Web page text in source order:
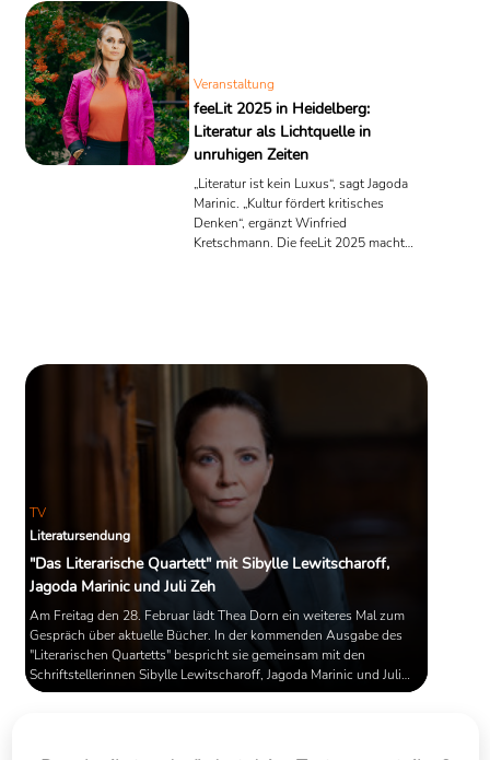
mit dem Grimmelshausen-Förderpreis ausgezeichnet.
erschien ihr Romandebüt
der „wichtigsten Neuerscheinungen des Jahres“ beschrieben wurde.
Quelle: Wikipedia
Veranstaltung
feeLit 2025 in Heidelberg:
Literatur als Lichtquelle in
unruhigen Zeiten
„Literatur ist kein Luxus“, sagt Jagoda
Marinic. „Kultur fördert kritisches
Denken“, ergänzt Winfried
Kretschmann. Die feeLit 2025 macht
TV
Literatursendung
"Das Literarische Quartett" mit Sibylle Lewitscharoff,
Jagoda Marinic und Juli Zeh
Am Freitag den 28. Februar lädt Thea Dorn ein weiteres Mal zum
Gespräch über aktuelle Bücher. In der kommenden Ausgabe des
"Literarischen Quartetts" bespricht sie gemeinsam mit den
Schriftstellerinnen Sibylle Lewitscharoff, Jagoda Marinic und Juli
Zeh Neuerscheinungen von Martin Mosebach, Amy Waldman und